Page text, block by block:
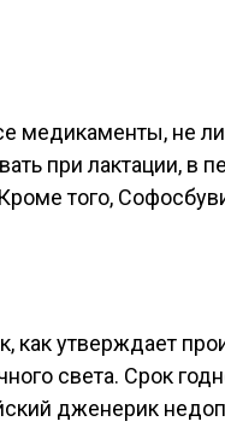
медикаменты, не
при лактации, в
того,
утверждает
света. Срок
дженерик